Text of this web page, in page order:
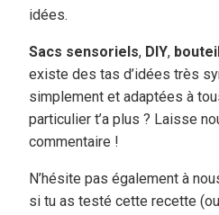
idées.
Sacs sensoriels, DIY,
existe des tas d’idées très
simplement et adaptées à
particulier t’a plus ? Laisse
commentaire !
N’hésite pas également à
si tu as testé cette recette